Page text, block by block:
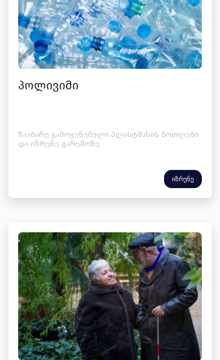
პოლივიმი
ჩააბარე გამოყენებული პლასტმასის ბოთლები
და იზრუნე გარემოზე
იზრუნე